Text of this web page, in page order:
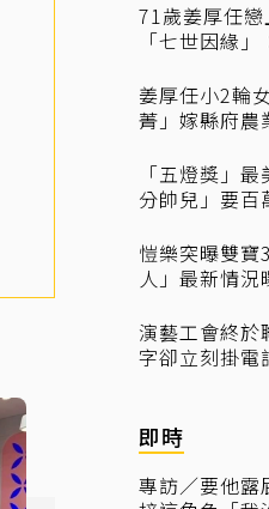
71歲姜厚任
「七世因緣
姜厚任小2輪
菁」嫁縣府
「五燈獎」
分帥兒」要百
愷樂突曝雙寶
人」最新情況
演藝工會終於
字卻立刻掛電
即時
專訪／要他露